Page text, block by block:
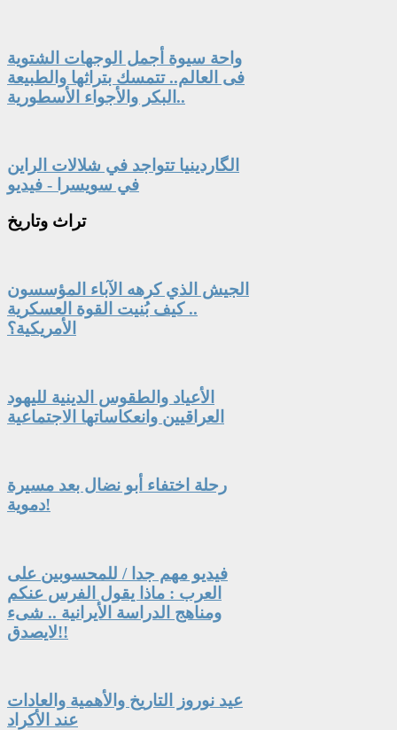
واحة سيوة أجمل الوجهات الشتوية
فى العالم.. تتمسك بتراثها والطبيعة
البكر والأجواء الأسطورية..
الگاردينيا تتواجد في شلالات الراين
في سويسرا - فيديو
تراث وتاريخ
الجيش الذي كرهه الآباء المؤسسون
.. كيف بُنيت القوة العسكرية
الأمريكية؟
الأعياد والطقوس الدينية لليهود
العراقيين وانعكاساتها الاجتماعية
رحلة اختفاء أبو نضال بعد مسيرة
دموية!
فيديو مهم جدا / للمحسوبين على
العرب : ماذا يقول الفرس عنكم
ومناهج الدراسة الأيرانية .. شىء
لايصدق!!
عيد نوروز التاريخ والأهمية والعادات
عند الأكراد